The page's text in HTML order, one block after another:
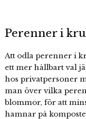
Perenner i
Att odla perenner i
ett mer hållbart val
hos privatpersoner
man över vilka
blommor, för att
hamnar på